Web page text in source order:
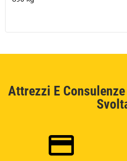
Attrezzi E